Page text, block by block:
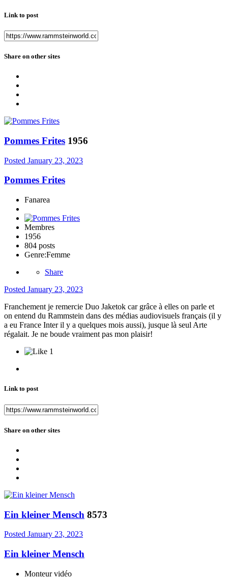
Link to post
Share on other sites
Pommes Frites 1956
Posted January 23, 2023
Pommes Frites
Fanarea
Membres
1956
804 posts
Genre:Femme
Share
Posted January 23, 2023
Franchement je remercie Duo Jaketok car grâce à elles on parle et
on entend du Rammstein dans des médias audiovisuels français (il y
a eu France Inter il y a quelques mois aussi), jusque là seul Arte
régalait. Je ne boude vraiment pas mon plaisir!
1
Link to post
Share on other sites
Ein kleiner Mensch 8573
Posted January 23, 2023
Ein kleiner Mensch
Monteur vidéo